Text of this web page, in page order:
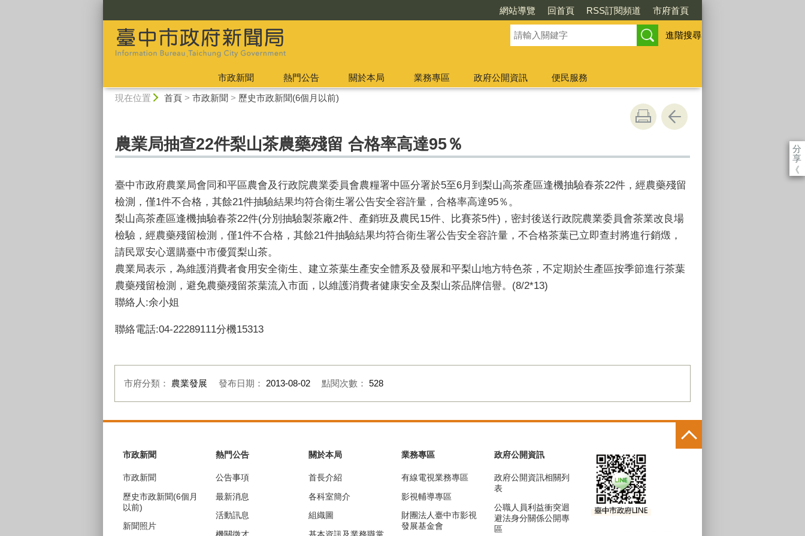
網站導覽 回首頁 RSS訂閱頻道 市府首頁
進階搜尋
市政新聞 熱門公告 關於本局 業務專區 政府公開資訊
便民服務
現在位置 首頁> 市政新聞 > 歷史市政新聞(6個月以前)
分
享
《
農業局抽查22件梨山茶農藥殘留 合格率高達95％
臺中市政府農業局會同和平區農會及行政院農業委員會農糧署中區分署於5至6月到梨山高茶產區逢機抽驗春茶22件，經農藥殘留
檢測，僅1件不合格，其餘21件抽驗結果均符合衛生署公告安全容許量，合格率高達95％。
梨山高茶產區逢機抽驗春茶22件(分別抽驗製茶廠2件、產銷班及農民15件、比賽茶5件)，密封後送行政院農業委員會茶業改良場
檢驗，經農藥殘留檢測，僅1件不合格，其餘21件抽驗結果均符合衛生署公告安全容許量，不合格茶葉已立即查封將進行銷燬，
請民眾安心選購臺中市優質梨山茶。
農業局表示，為維護消費者食用安全衛生、建立茶葉生產安全體系及發展和平梨山地方特色茶，不定期於生產區按季節進行茶葉
農藥殘留檢測，避免農藥殘留茶葉流入市面，以維護消費者健康安全及梨山茶品牌信譽。(8/2*13)
聯絡人:余小姐
聯絡電話:04-22289111分機15313
市府分類： 農業發展 發布日期： 2013-08-02 點閱次數： 528
市政新聞
市政新聞
歷史市政新聞(6個月
以前)
新聞照片
熱門公告
公告事項
最新消息
活動訊息
機關徵才
關於本局
首長介紹
各科室簡介
組織圖
基本資訊及業務職掌
業務專區
有線電視業務專區
影視輔導專區
財團法人臺中市影視
發展基金會
政府公開資訊
政府公開資訊相關列
表
公職人員利益衝突迴
避法身分關係公開專
區